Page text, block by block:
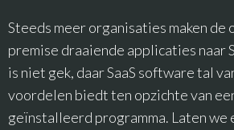
Steeds meer organisaties maken de
premise draaiende applicaties naar
is niet gek, daar SaaS software tal
voordelen biedt ten opzichte van
geïnstalleerd programma. Laten we